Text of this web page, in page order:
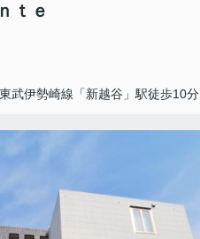
ｔｅ
東武伊勢崎線「新越谷」駅徒歩10分